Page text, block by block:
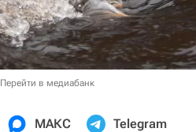
Перейти в медиабанк
МАКС Telegram